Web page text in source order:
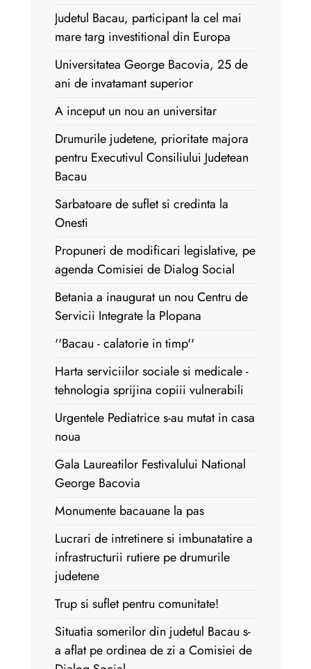
Judetul Bacau, participant la cel mai
mare targ investitional din Europa
Universitatea George Bacovia, 25 de
ani de invatamant superior
A inceput un nou an universitar
Drumurile judetene, prioritate majora
pentru Executivul Consiliului Judetean
Bacau
Sarbatoare de suflet si credinta la
Onesti
Propuneri de modificari legislative, pe
agenda Comisiei de Dialog Social
Betania a inaugurat un nou Centru de
Servicii Integrate la Plopana
''Bacau - calatorie in timp''
Harta serviciilor sociale si medicale -
tehnologia sprijina copiii vulnerabili
Urgentele Pediatrice s-au mutat in casa
noua
Gala Laureatilor Festivalului National
George Bacovia
Monumente bacauane la pas
Lucrari de intretinere si imbunatatire a
infrastructurii rutiere pe drumurile
judetene
Trup si suflet pentru comunitate!
Situatia somerilor din judetul Bacau s-
a aflat pe ordinea de zi a Comisiei de